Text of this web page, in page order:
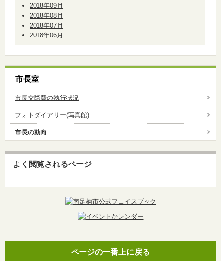
2018年09月
2018年08月
2018年07月
2018年06月
市長室
市長交際費の執行状況
フォトダイアリー(写真館)
市長の動向
よく閲覧されるページ
ページの一番上に戻る